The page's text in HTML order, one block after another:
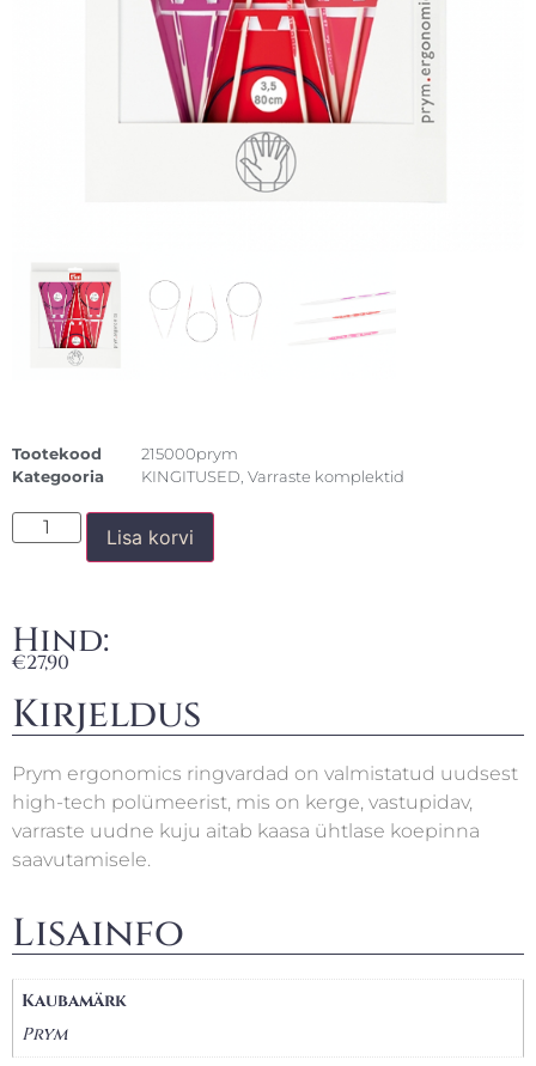
Tootekood
215000prym
Kategooria
KINGITUSED Varraste komplektid
Lisa korvi
Hind:
€27,90
Kirjeldus
Prym ergonomics ringvardad on valmistatud uudsest
high-tech polümeerist, mis on kerge, vastupidav,
varraste uudne kuju aitab kaasa ühtlase koepinna
saavutamisele.
Lisainfo
Kaubamärk
Prym